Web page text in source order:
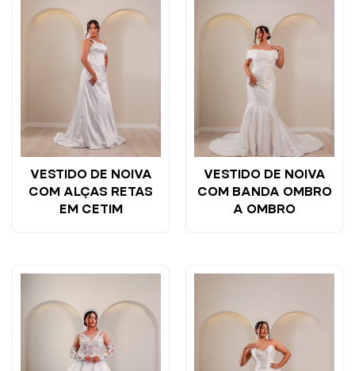
VESTIDO DE NOIVA
COM ALÇAS RETAS
EM CETIM
VESTIDO DE NOIVA
COM BANDA OMBRO
A OMBRO